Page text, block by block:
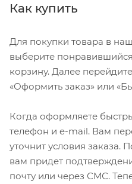
Как купить
Для покупки товара в
выберите
корзину. Далее
«Оформить заказ» или
Когда оформляете
телефон и e-mail. Вам
уточнит условия заказа.
вам придет
почту или через СМС.